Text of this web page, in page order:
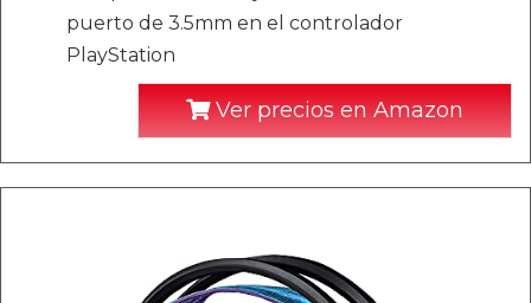
puerto de 3.5mm en el controlador
PlayStation
Ver precios en Amazon